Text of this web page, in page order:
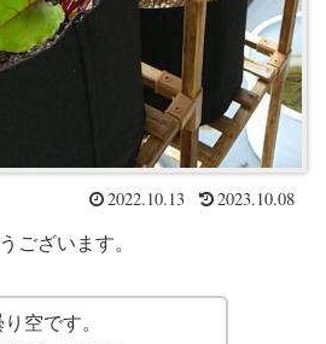
2022.10.13 2023.10.08
ございます。
空です。